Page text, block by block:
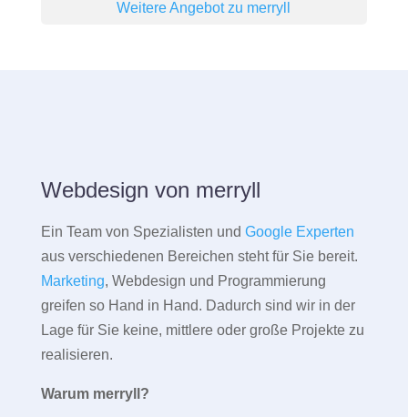
Weitere Angebot zu merryll
Webdesign von merryll
Ein Team von Spezialisten und Google Experten
aus verschiedenen Bereichen steht für Sie bereit.
Marketing, Webdesign und Programmierung
greifen so Hand in Hand. Dadurch sind wir in der
Lage für Sie keine, mittlere oder große Projekte zu
realisieren.
Warum merryll?